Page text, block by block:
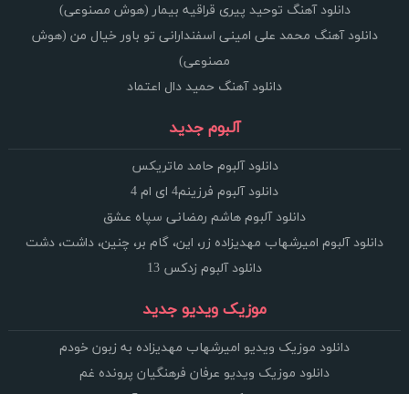
دانلود آهنگ توحید پیری قراقیه بیمار (هوش مصنوعی)
دانلود آهنگ محمد علی امینی اسفندارانی تو باور خیال من (هوش
مصنوعی)
دانلود آهنگ حمید دال اعتماد
آلبوم جدید
دانلود آلبوم حامد ماتریکس
دانلود آلبوم فرزینم4 ای ام 4
دانلود آلبوم هاشم رمضانی سپاه عشق
دانلود آلبوم امیرشهاب مهدیزاده زر، این، گام بر، چنین، داشت، دشت
دانلود آلبوم زدکس 13
موزیک ویدیو جدید
دانلود موزیک ویدیو امیرشهاب مهدیزاده به زبون خودم
دانلود موزیک ویدیو عرفان فرهنگیان پرونده غم